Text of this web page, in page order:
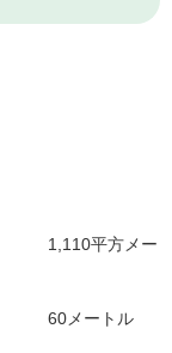
平方メー
ートル